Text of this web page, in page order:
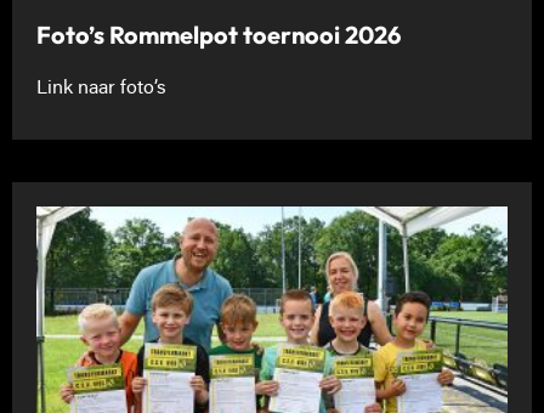
Foto’s Rommelpot toernooi 2026
Link naar foto’s